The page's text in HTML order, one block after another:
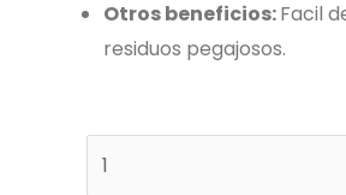
Otros beneficios:Facil
residuos pegajosos.